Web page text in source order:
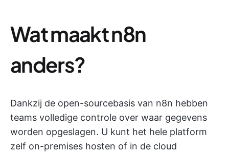
Wat maakt n8n
anders?
Dankzij de open-sourcebasis van n8n hebben
teams volledige controle over waar gegevens
worden opgeslagen. U kunt het hele platform
zelf on-premises hosten of in de cloud